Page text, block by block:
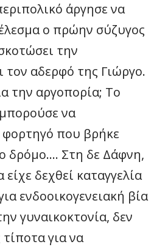
άργησε να
ο πρώην σύζυγος
την
τον αδερφό της Γιώργο.
την αργοπορία; Το
να
που βρήκε
δρόμο…. Στη δε Δάφνη,
δεχθεί καταγγελία
ενδοοικογενειακή βία
γυναικοκτονία, δεν
για να